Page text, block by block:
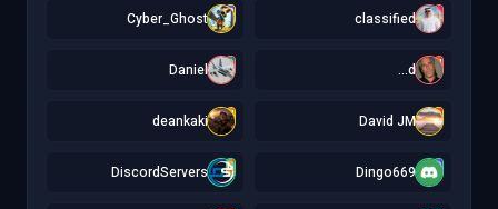
c
classified
C
Cyber_Ghost
d
d...
D
Daniel
D
David JM
d
deankaki
D
Dingo669
D
DiscordServers